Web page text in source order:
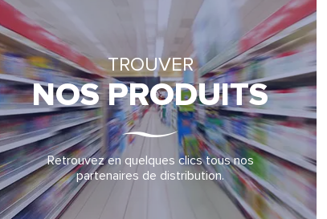
TROUVER
NOS PRODUITS
Retrouvez en quelques clics tous nos
partenaires de distribution.